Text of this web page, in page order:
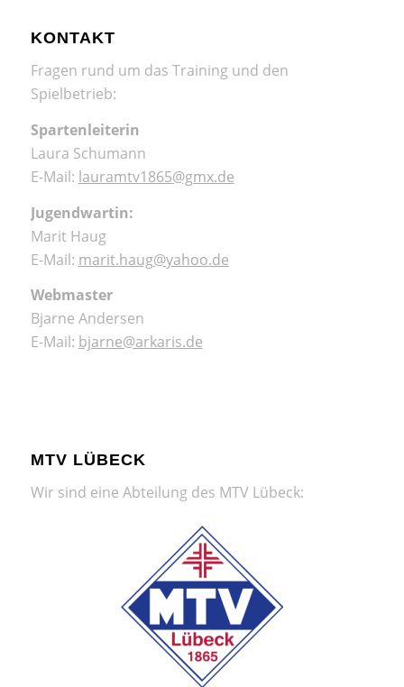
KONTAKT
Fragen rund um das Training und den
Spielbetrieb:
Spartenleiterin
Laura Schumann
E-Mail: lauramtv1865@gmx.de
Jugendwartin:
Marit Haug
E-Mail: marit.haug@yahoo.de
Webmaster
Bjarne Andersen
E-Mail: bjarne@arkaris.de
MTV LÜBECK
Wir sind eine Abteilung des MTV Lübeck: